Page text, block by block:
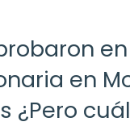
en
¿Pero